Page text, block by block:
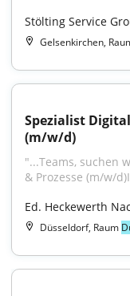
Stölting Service
Gelsenkirchen,
Spezialist
(m/w/d)
"...Teams, suchen
& Prozesse (m⁠/⁠w⁠/⁠
Ed. Heckewerth
Düsseldorf, Raum